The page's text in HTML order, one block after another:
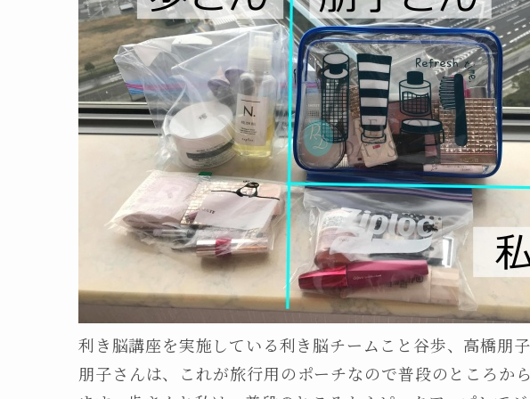
利き脳講座を実施している利き脳チームこと谷歩、高橋朋子
朋子さんは、これが旅行用のポーチなので普段のところか